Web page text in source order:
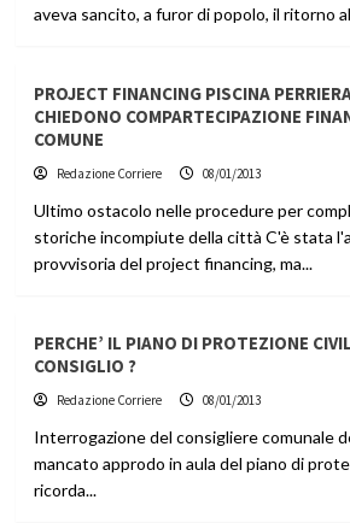
aveva sancito, a furor di popolo, il ritorno
PROJECT FINANCING PISCINA
CHIEDONO COMPARTECIPAZIONE
COMUNE
Redazione Corriere 08/01/2013
Ultimo ostacolo nelle procedure per
storiche incompiute della città C'è stata
provvisoria del project financing, ma...
PERCHE’ IL PIANO DI PROTEZIONE
CONSIGLIO ?
Redazione Corriere 08/01/2013
Interrogazione del consigliere comunale
mancato approdo in aula del piano di
ricorda...